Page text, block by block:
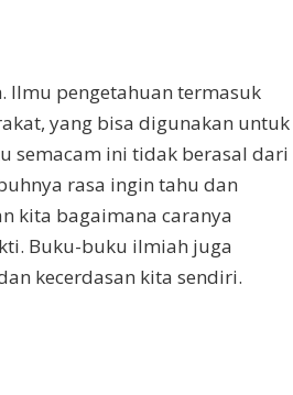
Ilmu pengetahuan termasuk
yang bisa digunakan untuk
semacam ini tidak berasal dari
rasa ingin tahu dan
kita bagaimana caranya
Buku-buku ilmiah juga
kecerdasan kita sendiri.